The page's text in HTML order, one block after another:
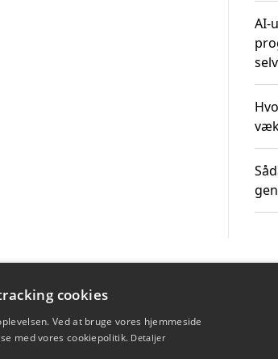
AI-
cookies
Ved at bruge vores hjemmeside
med vores cookiepolitik. Detaljer